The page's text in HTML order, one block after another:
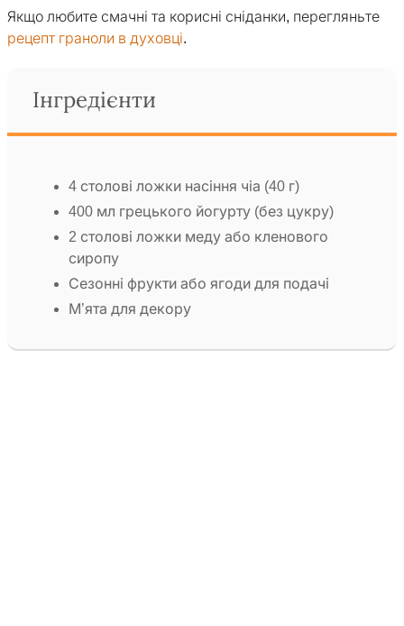
Якщо любите смачні та корисні сніданки, перегляньте
рецепт граноли в духовці.
Інгредієнти
4 столові ложки насіння чіа (40 г)
400 мл грецького йогурту (без цукру)
2 столові ложки меду або кленового
сиропу
Сезонні фрукти або ягоди для подачі
М’ята для декору